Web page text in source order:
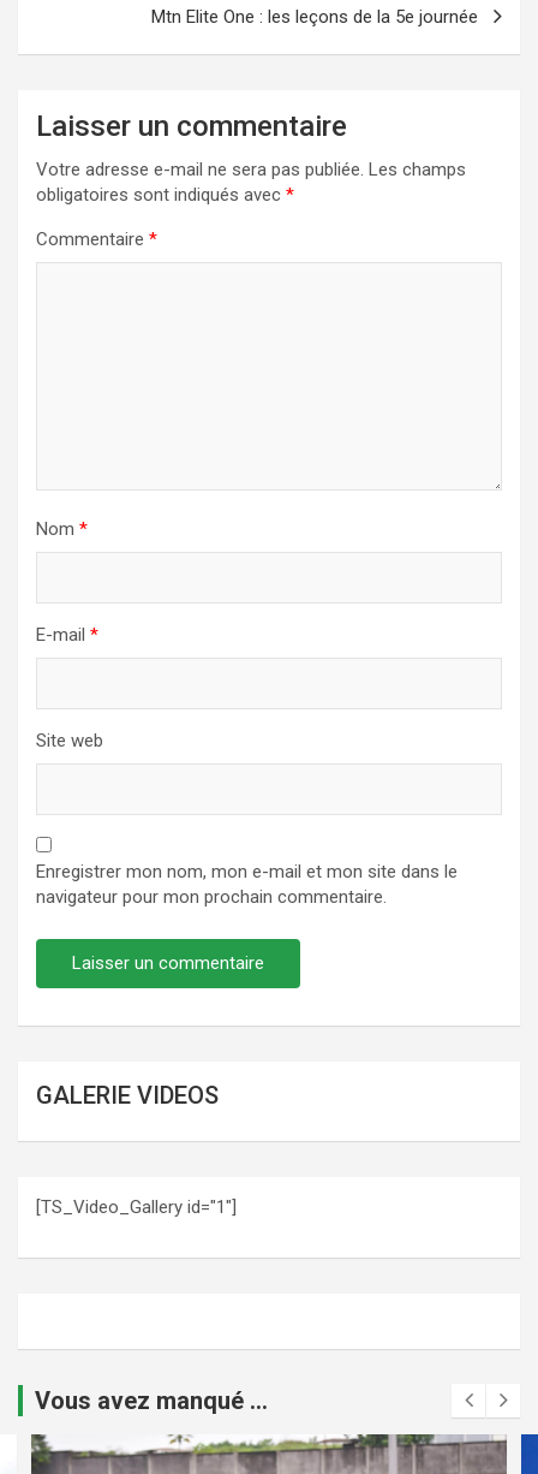
Mtn Elite One : les leçons de la 5e journée
Laisser un commentaire
Votre adresse e-mail ne sera pas publiée. Les champs
obligatoires sont indiqués avec *
Commentaire *
Nom *
E-mail *
Site web
Enregistrer mon nom, mon e-mail et mon site dans le
navigateur pour mon prochain commentaire.
GALERIE VIDEOS
[TS_Video_Gallery id="1"]
Vous avez manqué ...